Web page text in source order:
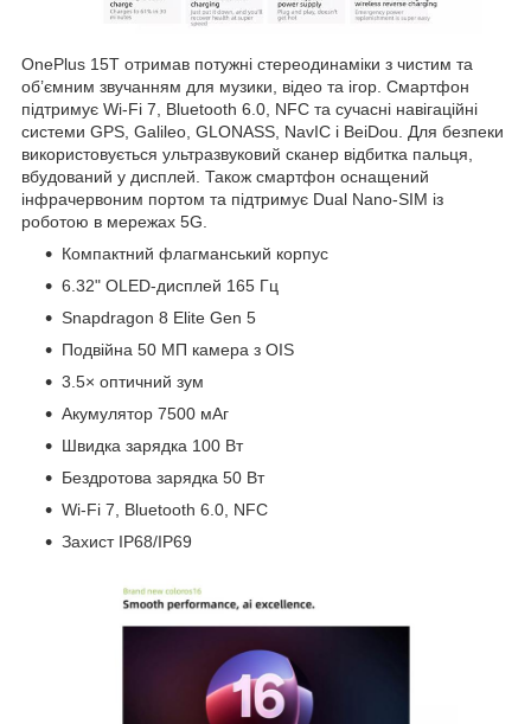
OnePlus 15T отримав потужні стереодинаміки з чистим та
об’ємним звучанням для музики, відео та ігор. Смартфон
підтримує Wi-Fi 7, Bluetooth 6.0, NFC та сучасні навігаційні
системи GPS, Galileo, GLONASS, NavIC і BeiDou. Для безпеки
використовується ультразвуковий сканер відбитка пальця,
вбудований у дисплей. Також смартфон оснащений
інфрачервоним портом та підтримує Dual Nano-SIM із
роботою в мережах 5G.
Компактний флагманський корпус
6.32" OLED-дисплей 165 Гц
Snapdragon 8 Elite Gen 5
Подвійна 50 МП камера з OIS
3.5× оптичний зум
Акумулятор 7500 мАг
Швидка зарядка 100 Вт
Бездротова зарядка 50 Вт
Wi-Fi 7, Bluetooth 6.0, NFC
Захист IP68/IP69